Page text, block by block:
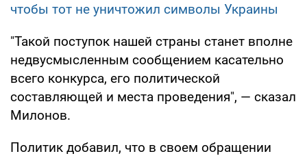
чтобы тот не уничтожил символы Украины
"Такой поступок нашей страны станет вполне
недвусмысленным сообщением касательно
всего конкурса, его политической
составляющей и места проведения", — сказал
Милонов.
Политик добавил, что в своем обращении